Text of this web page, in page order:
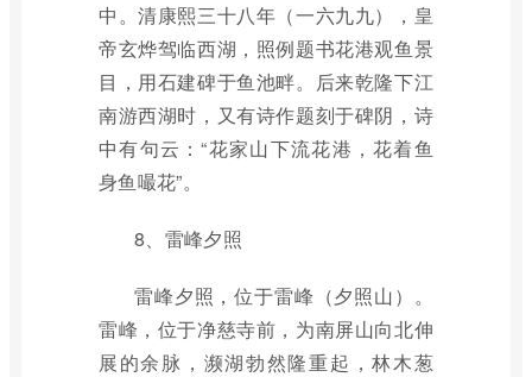
中。清康熙三十八年（一六九九），皇
帝玄烨驾临西湖，照例题书花港观鱼景
目，用石建碑于鱼池畔。后来乾隆下江
南游西湖时，又有诗作题刻于碑阴，诗
中有句云：“花家山下流花港，花着鱼
身鱼嘬花”。
8、雷峰夕照
雷峰夕照，位于雷峰（夕照山）。
雷峰，位于净慈寺前，为南屏山向北伸
展的余脉，濒湖勃然隆重起，林木葱